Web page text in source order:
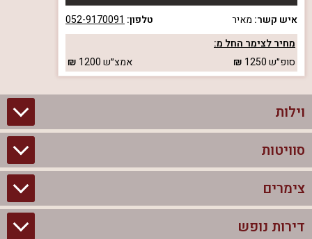
איש קשר: מאיר טלפון: 052-9170091
מחיר לצימר החל מ:
סופ״ש1250 אמצ״ש1200
וילות
וילות בצפון
וילות להשכרה
סוויטות
סוויטות בצפון
צימרים לזוגות עם בריכה פרטית
צימרים
צימרים בצפון
דירות נופש